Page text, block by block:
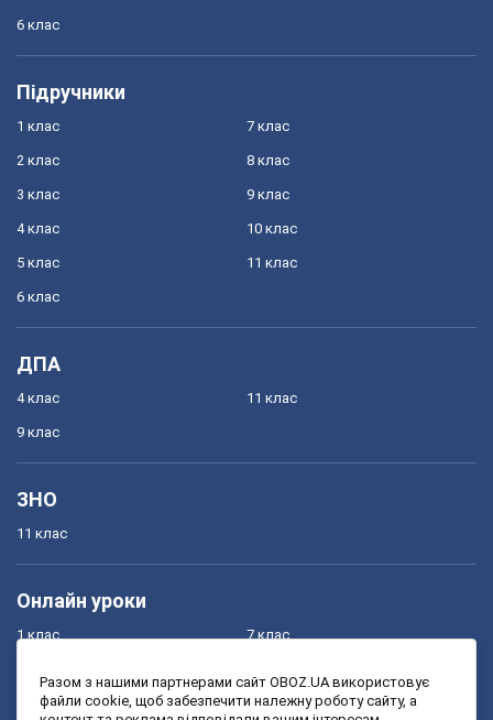
6 клас
Підручники
1 клас
2 клас
3 клас
4 клас
5 клас
6 клас
7 клас
8 клас
9 клас
10 клас
11 клас
ДПА
4 клас
9 клас
11 клас
ЗНО
11 клас
Онлайн уроки
1 клас
3 клас
7 клас
9 клас
Разом з нашими партнерами сайт OBOZ.UA використовує
файли cookie, щоб забезпечити належну роботу сайту, а